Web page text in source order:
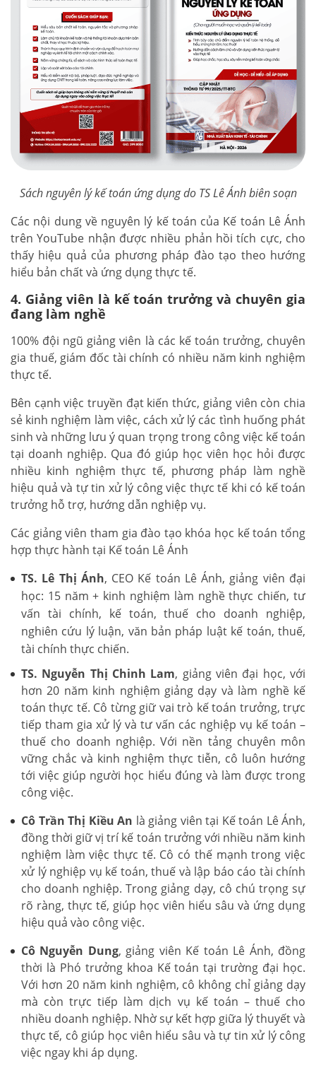
Sách nguyên lý kế toán ứng dụng do TS Lê Ánh biên soạn
Các nội dung về nguyên lý kế toán của Kế toán Lê Ánh
trên YouTube nhận được nhiều phản hồi tích cực, cho
thấy hiệu quả của phương pháp đào tạo theo hướng
hiểu bản chất và ứng dụng thực tế.
4. Giảng viên là kế toán trưởng và chuyên gia
đang làm nghề
100% đội ngũ giảng viên là các kế toán trưởng, chuyên
gia thuế, giám đốc tài chính có nhiều năm kinh nghiệm
thực tế.
Bên cạnh việc truyền đạt kiến thức, giảng viên còn chia
sẻ kinh nghiệm làm việc, cách xử lý các tình huống phát
sinh và những lưu ý quan trọng trong công việc kế toán
tại doanh nghiệp. Qua đó giúp học viên học hỏi được
nhiều kinh nghiệm thực tế, phương pháp làm nghề
hiệu quả và tự tin xử lý công việc thực tế khi có kế toán
trưởng hỗ trợ, hướng dẫn nghiệp vụ.
Các giảng viên tham gia đào tạo khóa học kế toán tổng
hợp thực hành tại Kế toán Lê Ánh
TS. Lê Thị Ánh, CEO Kế toán Lê Ánh, giảng viên đại
học: 15 năm + kinh nghiệm làm nghề thực chiến, tư
vấn tài chính, kế toán, thuế cho doanh nghiệp,
nghiên cứu lý luận, văn bản pháp luật kế toán, thuế,
tài chính thực chiến.
TS. Nguyễn Thị Chinh Lam, giảng viên đại học, với
hơn 20 năm kinh nghiệm giảng dạy và làm nghề kế
toán thực tế. Cô từng giữ vai trò kế toán trưởng, trực
tiếp tham gia xử lý và tư vấn các nghiệp vụ kế toán –
thuế cho doanh nghiệp. Với nền tảng chuyên môn
vững chắc và kinh nghiệm thực tiễn, cô luôn hướng
tới việc giúp người học hiểu đúng và làm được trong
công việc.
Cô Trần Thị Kiều An là giảng viên tại Kế toán Lê Ánh,
đồng thời giữ vị trí kế toán trưởng với nhiều năm kinh
nghiệm làm việc thực tế. Cô có thế mạnh trong việc
xử lý nghiệp vụ kế toán, thuế và lập báo cáo tài chính
cho doanh nghiệp. Trong giảng dạy, cô chú trọng sự
rõ ràng, thực tế, giúp học viên hiểu sâu và ứng dụng
hiệu quả vào công việc.
Cô Nguyễn Dung, giảng viên Kế toán Lê Ánh, đồng
thời là Phó trưởng khoa Kế toán tại trường đại học.
Với hơn 20 năm kinh nghiệm, cô không chỉ giảng dạy
mà còn trực tiếp làm dịch vụ kế toán – thuế cho
nhiều doanh nghiệp. Nhờ sự kết hợp giữa lý thuyết và
thực tế, cô giúp học viên hiểu sâu và tự tin xử lý công
việc ngay khi áp dụng.